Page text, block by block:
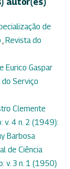
de
, Revista do
Eurico Gaspar
do Serviço
Clemente
v. 4 n. 2 (1949):
Barbosa
de Ciência
v. 3 n. 1 (1950)